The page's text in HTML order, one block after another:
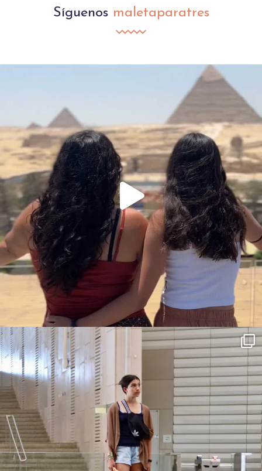
Síguenos maletaparatres